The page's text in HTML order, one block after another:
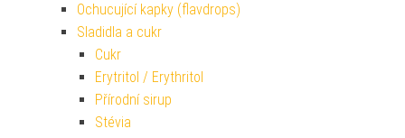
Ochucující kapky (flavdrops)
Sladidla a cukr
Cukr
Erytritol / Erythritol
Přírodní sirup
Stévia